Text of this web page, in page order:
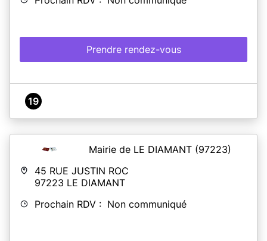
Prendre rendez-vous
19
Mairie de LE DIAMANT (97223)
45 RUE JUSTIN ROC
97223 LE DIAMANT
Prochain RDV : Non communiqué